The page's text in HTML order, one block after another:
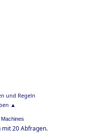
und Regeln
▲
Machines
mit 20 Abfragen.